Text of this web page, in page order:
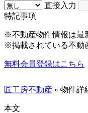
直接入力
特記事項
※不動産物件情報は最
※掲載されている不動
無料会員登録はこちら
匠工房不動産 » 物件詳
本文